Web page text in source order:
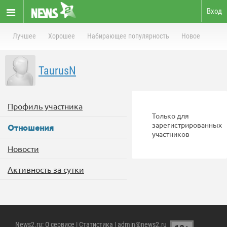
Вход
Лучшее Хорошее Набирающее популярность Новое
TaurusN
Профиль участника
Отношения
Новости
Активность за сутки
Только для
зарегистрированных
участников
News2.ru: О сервисе | Статистика | admin@news2.ru